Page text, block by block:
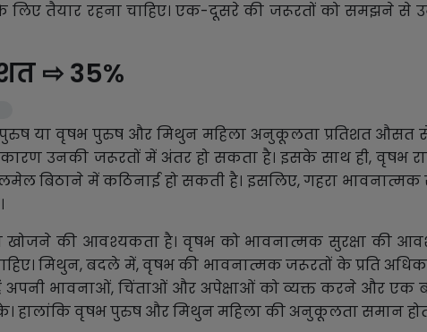
तैयार रहना चाहिए। एक-दूसरे की जरूरतों को समझने से
⇨ 35%
या वृषभ पुरुष और मिथुन महिला अनुकूलता प्रतिशत औसत से
उनकी जरूरतों में अंतर हो सकता है। इसके साथ ही, वृषभ
बिठाने में कठिनाई हो सकती है। इसलिए, गहरा भावनात्मक
की आवश्यकता है। वृषभ को भावनात्मक सुरक्षा की
मिथुन, बदले में, वृषभ की भावनात्मक जरूरतों के प्रति
भावनाओं, चिंताओं और अपेक्षाओं को व्यक्त करने और एक
वृषभ पुरुष और मिथुन महिला की अनुकूलता समान